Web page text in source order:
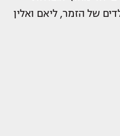
של הזמר, ליאם ואלין